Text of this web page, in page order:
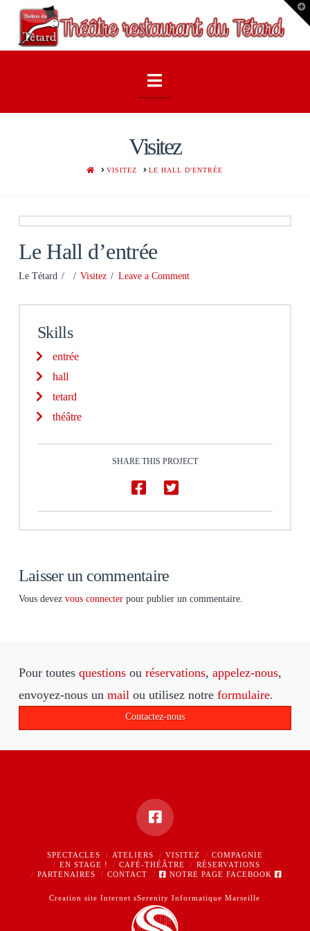
Navigation
Visitez
HOMEVISITEZ LE HALL D'ENTRÉE
Le Hall d’entrée
Le Tétard Visitez Leave a Comment
Skills
entrée
hall
tetard
théâtre
SHARE THIS PROJECT
Laisser un commentaire
Vous devez vous connecterpour publier un commentaire.
Pour toutes questionsou réservations, appelez-nous,
envoyez-nous un mail ou utilisez notre formulaire.
Contactez-nous
SPECTACLES ATELIERS VISITEZ
COMPAGNIE
EN STAGE !
CAFÉ-THÉÂTRE
RÉSERVATIONS
PARTENAIRES
CONTACT NOTRE PAGE FACEBOOK
Creation site Internet sSerenity Informatique Marseille